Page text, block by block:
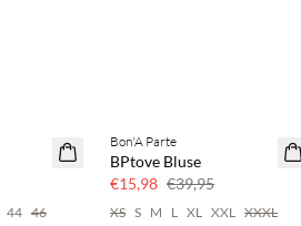
44 46
SAVE20
Bon'A Parte
BPtove Bluse
€15,98 €39,95
XS S M L XL XXL XXXL